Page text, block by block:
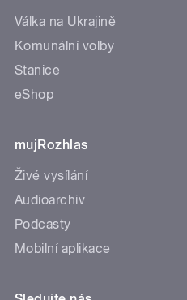
Válka na Ukrajině
Komunální volby
Stanice
eShop
mujRozhlas
Živé vysílání
Audioarchiv
Podcasty
Mobilní aplikace